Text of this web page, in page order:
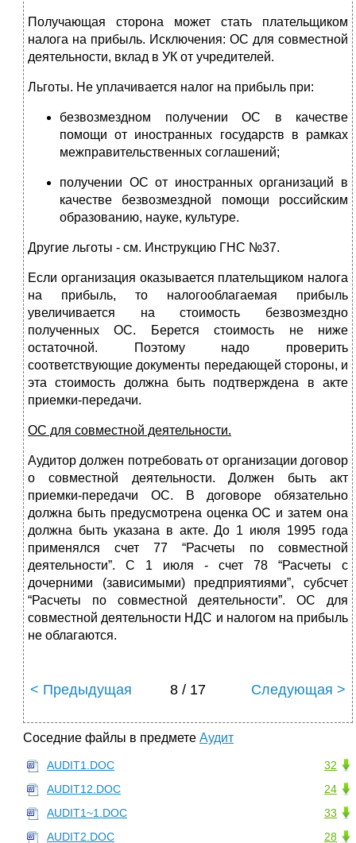
Получающая сторона может стать плательщиком
налога на прибыль. Исключения: ОС для совместной
деятельности, вклад в УК от учредителей.
Льготы. Не уплачивается налог на прибыль при:
безвозмездном получении ОС в качестве
помощи от иностранных государств в рамках
межправительственных соглашений;
получении ОС от иностранных организаций в
качестве безвозмездной помощи российским
образованию, науке, культуре.
Другие льготы - см. Инструкцию ГНС №37.
Если организация оказывается плательщиком налога
на прибыль, то налогооблагаемая прибыль
увеличивается на стоимость безвозмездно
полученных ОС. Берется стоимость не ниже
остаточной. Поэтому надо проверить
соответствующие документы передающей стороны, и
эта стоимость должна быть подтверждена в акте
приемки-передачи.
ОС для совместной деятельности.
Аудитор должен потребовать от организации договор
о совместной деятельности. Должен быть акт
приемки-передачи ОС. В договоре обязательно
должна быть предусмотрена оценка ОС и затем она
должна быть указана в акте. До 1 июля 1995 года
применялся счет 77 “Расчеты по совместной
деятельности”. С 1 июля - счет 78 “Расчеты с
дочерними (зависимыми) предприятиями”, субсчет
“Расчеты по совместной деятельности”. ОС для
совместной деятельности НДС и налогом на прибыль
не облагаются.
< Предыдущая 8 / 17 Следующая >
Соседние файлы в предмете Аудит
32
AUDIT1.DOC
24
AUDIT12.DOC
33
AUDIT1~1.DOC
28
AUDIT2.DOC